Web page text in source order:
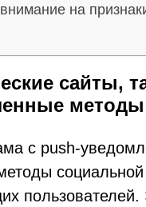
на
сайты,
с push-